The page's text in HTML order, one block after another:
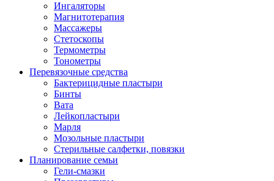
Ингаляторы
Магнитотерапия
Массажеры
Стетоскопы
Термометры
Тонометры
Перевязочные средства
Бактерицидные пластыри
Бинты
Вата
Лейкопластыри
Марля
Мозольные пластыри
Стерильные салфетки, повязки
Планирование семьи
Гели-смазки